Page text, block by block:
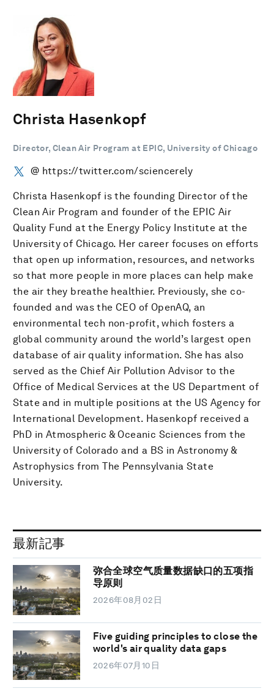
Christa Hasenkopf
Director, Clean Air Program at EPIC, University of Chicago
@ https://twitter.com/sciencerely
Christa Hasenkopf is the founding Director of the
Clean Air Program and founder of the EPIC Air
Quality Fund at the Energy Policy Institute at the
University of Chicago. Her career focuses on efforts
that open up information, resources, and networks
so that more people in more places can help make
the air they breathe healthier. Previously, she co-
founded and was the CEO of OpenAQ, an
environmental tech non-profit, which fosters a
global community around the world’s largest open
database of air quality information. She has also
served as the Chief Air Pollution Advisor to the
Office of Medical Services at the US Department of
State and in multiple positions at the US Agency for
International Development. Hasenkopf received a
PhD in Atmospheric & Oceanic Sciences from the
University of Colorado and a BS in Astronomy &
Astrophysics from The Pennsylvania State
University.
最新記事
弥合全球空气质量数据缺口的五项指
导原则
2026年08月02日
Five guiding principles to close the
world's air quality data gaps
2026年07月10日